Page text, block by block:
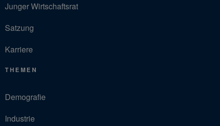
Junger Wirtschaftsrat
Satzung
Karriere
THEMEN
Demografie
Industrie